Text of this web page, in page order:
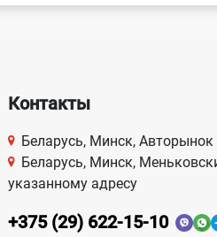
Контакты
Беларусь, Минск,
Беларусь, Минск,
указанному адресу
+375 (29) 622-15-10